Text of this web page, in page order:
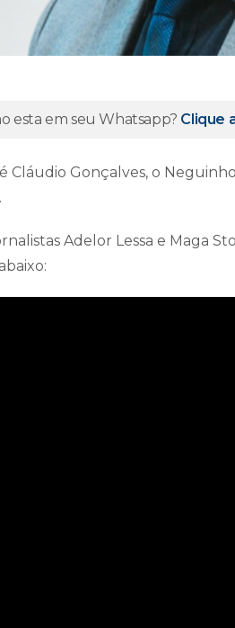
esta em seu Whatsapp? Clique
Cláudio Gonçalves, o
Adelor Lessa e Maga